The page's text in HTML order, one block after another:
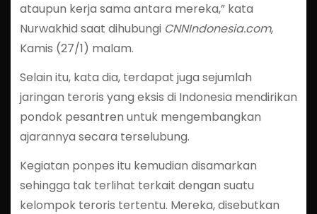
ataupun kerja sama antara mereka,” kata
Nurwakhid saat dihubungiCNNIndonesia.com,
Kamis (27/1) malam.
Selain itu, kata dia, terdapat juga sejumlah
jaringan teroris yang eksis di Indonesia mendirikan
pondok pesantren untuk mengembangkan
ajarannya secara terselubung.
Kegiatan ponpes itu kemudian disamarkan
sehingga tak terlihat terkait dengan suatu
kelompok teroris tertentu. Mereka, disebutkan